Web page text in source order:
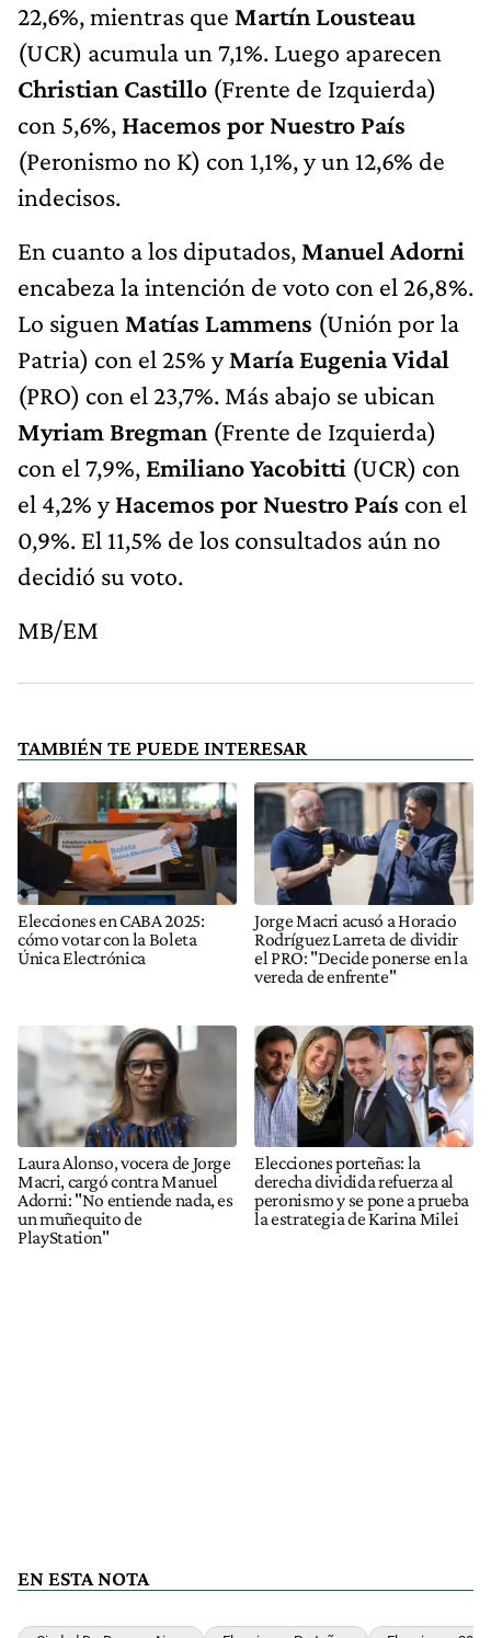
22,6%, mientras que Martín Lousteau
(UCR) acumula un 7,1%. Luego aparecen
Christian Castillo (Frente de Izquierda)
con 5,6%, Hacemos por Nuestro País
(Peronismo no K) con 1,1%, y un 12,6% de
indecisos.
En cuanto a los diputados, Manuel Adorni
encabeza la intención de voto con el 26,8%.
Lo siguen Matías Lammens (Unión por la
Patria) con el 25% yMaría Eugenia Vidal
(PRO) con el 23,7%. Más abajo se ubican
Myriam Bregman (Frente de Izquierda)
con el 7,9%, Emiliano Yacobitti (UCR) con
el 4,2% yHacemos por Nuestro País con el
0,9%. El 11,5% de los consultados aún no
decidió su voto.
MB/EM
TAMBIÉN TE PUEDE INTERESAR
Elecciones en CABA 2025:
cómo votar con la Boleta
Única Electrónica
Jorge Macri acusó a Horacio
Rodríguez Larreta de dividir
el PRO: "Decide ponerse en la
vereda de enfrente"
Laura Alonso, vocera de Jorge
Macri, cargó contra Manuel
Adorni: "No entiende nada, es
un muñequito de
PlayStation"
Elecciones porteñas: la
derecha dividida refuerza al
peronismo y se pone a prueba
la estrategia de Karina Milei
EN ESTA NOTA